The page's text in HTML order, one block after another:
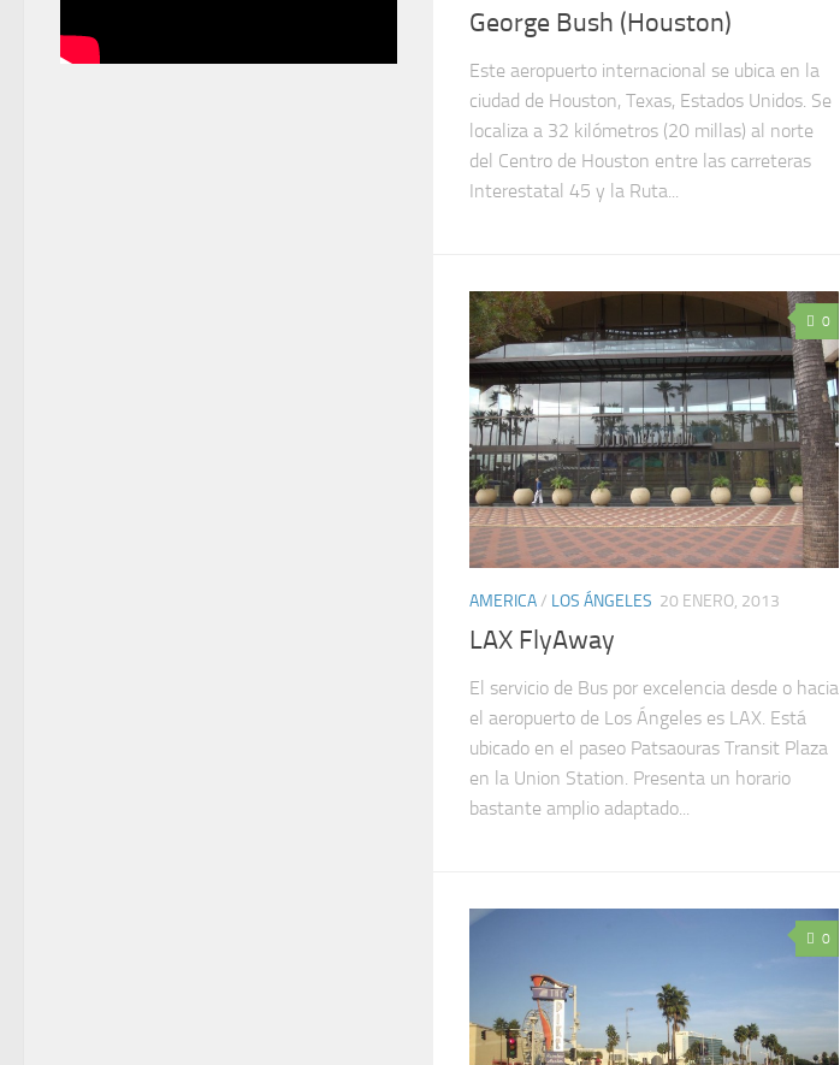
George Bush (Houston)
Este aeropuerto internacional se ubica en la
ciudad de Houston, Texas, Estados Unidos. Se
localiza a 32 kilómetros (20 millas) al norte
del Centro de Houston entre las carreteras
Interestatal 45 y la Ruta...
0
AMERICA/ LOS ÁNGELES 20 ENERO, 2013
LAX FlyAway
El servicio de Bus por excelencia desde o hacia
el aeropuerto de Los Ángeles es LAX. Está
ubicado en el paseo Patsaouras Transit Plaza
en la Union Station. Presenta un horario
bastante amplio adaptado...
0